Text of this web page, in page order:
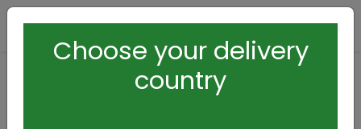
Contactez-nous
Choose your delivery
country